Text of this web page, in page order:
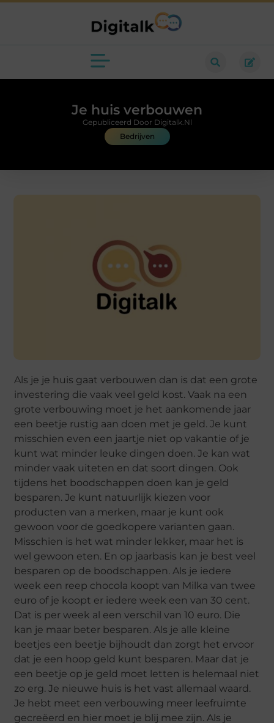
Je huis verbouwen
Bedrijven
Gepubliceerd Door Digitalk.nl
Als je je huis gaat verbouwen dan is dat een grote
investering die vaak veel geld kost. Vaak na een
grote verbouwing moet je het aankomende jaar
een beetje rustig aan doen met je geld. Je kunt
misschien even een jaartje niet op vakantie of je
kunt wat minder leuke dingen doen. Je kan wat
minder vaak uiteten en dat soort dingen. Ook
tijdens het boodschappen doen kan je geld
besparen. Je kunt natuurlijk kiezen voor
producten van a merken, maar je kunt ook
gewoon voor de goedkopere varianten gaan.
Misschien is het wat minder lekker, maar het is
wel gewoon eten. En op jaarbasis kan je best veel
besparen op de boodschappen. Als je iedere
week een reep chocola koopt van Milka van twee
euro of je koopt er iedere week een van 30 cent.
Dat is per week al een verschil van 10 euro. Die
kan je maar beter besparen. Als je alle kleine
beetjes een beetje bijhoudt dan zorgt het ervoor
dat je een hoop geld kunt besparen. Maar dat je
een beetje op je geld moet letten is helemaal niet
zo erg. Je nieuwe huis is het vast allemaal waard.
Je hebt meet een verbouwing meer leefruimte
gecreëerd en hier moet je blij mee zijn. Als je